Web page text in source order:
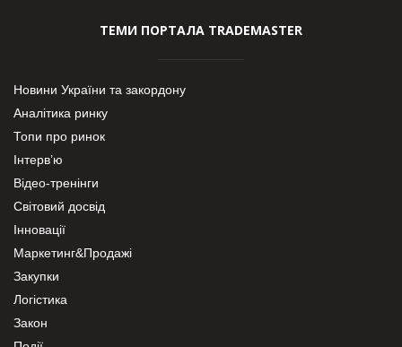
ТЕМИ ПОРТАЛА TRADEMASTER
Новини України та закордону
Аналітика ринку
Топи про ринок
Інтерв’ю
Відео-тренінги
Світовий досвід
Інновації
Маркетинг&Продажі
Закупки
Логістика
Закон